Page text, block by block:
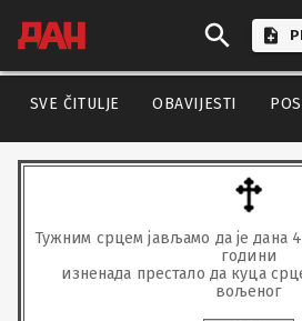
SVE ČITULJE OBAVIJESTI
Тужним срцем јављамо да је дана
години
изненада престало да куца
вољеног